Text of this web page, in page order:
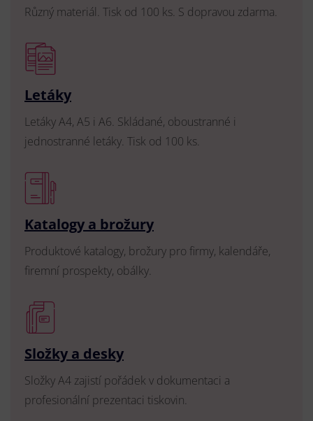
Různý materiál. Tisk od 100 ks. S dopravou zdarma.
Letáky
Letáky A4, A5 i A6. Skládané, oboustranné i
jednostranné letáky. Tisk od 100 ks.
Katalogy a brožury
Produktové katalogy, brožury pro firmy, kalendáře,
firemní prospekty, obálky.
Složky a desky
Složky A4 zajistí pořádek v dokumentaci a
profesionální prezentaci tiskovin.